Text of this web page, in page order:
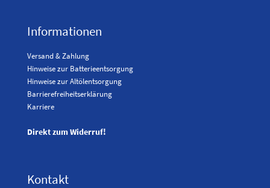
Informationen
Versand & Zahlung
Hinweise zur Batterieentsorgung
Hinweise zur Altölentsorgung
Barrierefreiheitserklärung
Karriere
Direkt zum Widerruf!
Kontakt